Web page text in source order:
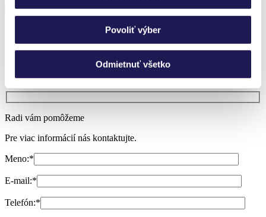
Povoliť výber
Odmietnuť všetko
Neviete si vybrať?
Nechajte si poradiť.
Potrebujem poradiť
Radi vám pomôžeme
Pre viac informácií nás kontaktujte.
Meno:*
E-mail:*
Telefón:*